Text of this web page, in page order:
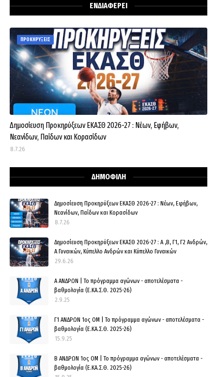
ΕΝΔΙΑΦΕΡΕΙ
ΠΡΟΚΗΡΥΞΕΙΣ
Δημοσίευση Προκηρύξεων ΕΚΑΣΘ 2026-27 : Νέων, Εφήβων,
Νεανίδων, Παίδων και Κορασίδων
8.7.26
ΔΗΜΟΦΙΛΗ
Δημοσίευση Προκηρύξεων ΕΚΑΣΘ 2026-27 : Νέων, Εφήβων,
Νεανίδων, Παίδων και Κορασίδων
8.7.26
Δημοσίευση Προκηρύξεων ΕΚΑΣΘ 2026-27 : Α ,Β, Γ1, Γ2 Ανδρών,
Α Γυναικών, Κύπελλο Ανδρών και Κύπελλο Γυναικών
29.6.26
Α ΑΝΔΡΩΝ | Το πρόγραμμα αγώνων - αποτελέσματα -
βαθμολογία (Ε.ΚΑ.Σ.Θ. 2025-26)
2.9.25
Γ1 ΑΝΔΡΩΝ 1ος ΟΜ | Το πρόγραμμα αγώνων - αποτελέσματα -
βαθμολογία (Ε.ΚΑ.Σ.Θ. 2025-26)
15.9.25
Β ΑΝΔΡΩΝ 1ος ΟΜ | Το πρόγραμμα αγώνων - αποτελέσματα -
βαθμολογία (Ε.ΚΑ.Σ.Θ. 2025-26)